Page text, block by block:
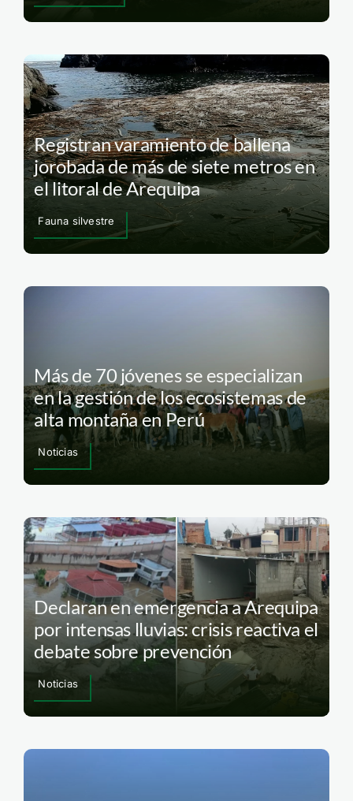
Registran varamiento de ballena
jorobada de más de siete metros en
el litoral de Arequipa
Fauna silvestre
Más de 70 jóvenes se especializan
en la gestión de los ecosistemas de
alta montaña en Perú
Noticias
Declaran en emergencia a Arequipa
por intensas lluvias: crisis reactiva el
debate sobre prevención
Noticias